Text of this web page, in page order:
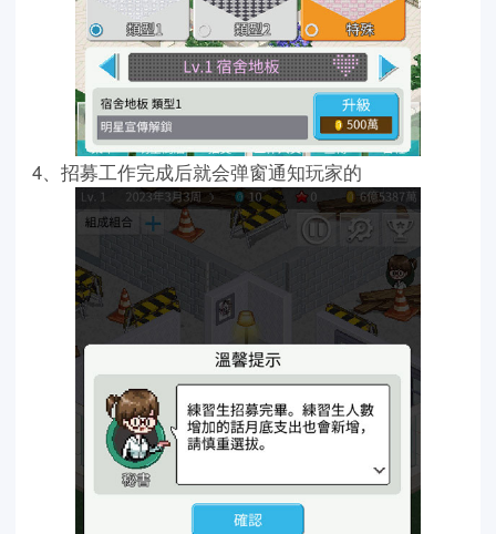
4、招募工作完成后就会弹窗通知玩家的